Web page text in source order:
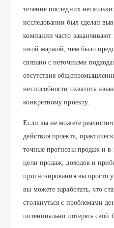
течение последних
исследовании был сделан
компании часто
иной маржой, чем было
связано с неточными
отсутствия
неспособности охватить
конкретному проекту.
Если вы не можете
действия проекта,
точные прогнозы продаж и в
цели продаж, доходов и
прогнозирования вы просто
вы можете заработать, что
столкнуться с проблемами
потенциально потерять свой